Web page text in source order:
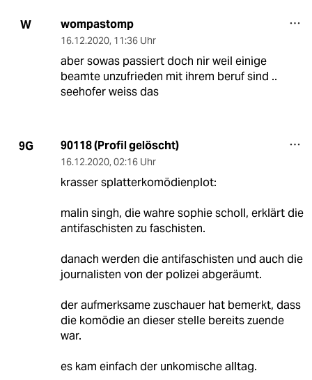
W wompastomp
16.12.2020, 11:36 Uhr
aber sowas passiert doch nir weil einige
beamte unzufrieden mit ihrem beruf sind ..
seehofer weiss das
9G 90118 (Profil gelöscht)
16.12.2020, 02:16 Uhr
krasser splatterkomödienplot:
malin singh, die wahre sophie scholl, erklärt die
antifaschisten zu faschisten.
danach werden die antifaschisten und auch die
journalisten von der polizei abgeräumt.
der aufmerksame zuschauer hat bemerkt, dass
die komödie an dieser stelle bereits zuende
war.
es kam einfach der unkomische alltag.